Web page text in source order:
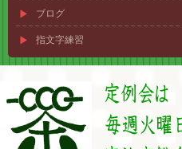
ブログ
指文字練習